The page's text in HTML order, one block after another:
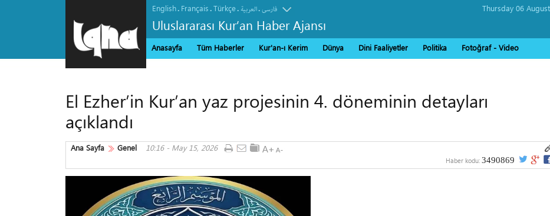
English. Français.Türkçe. العربیة.فارسی
Uluslararası Kur’an Haber Ajansı
Anasayfa Tüm Haberler Kur'an-ı Kerim Dünya Dini Faaliyetler Politika Fotoğraf - Video
El Ezher’in Kur’an yaz projesinin 4. döneminin detayları
açıklandı
Ana Sayfa Genel 10:16 - May 15, 2026
Haber kodu: 3490869